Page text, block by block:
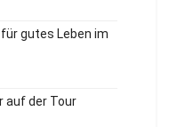
gutes Leben im
auf der Tour